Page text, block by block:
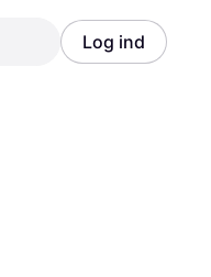
Log ind